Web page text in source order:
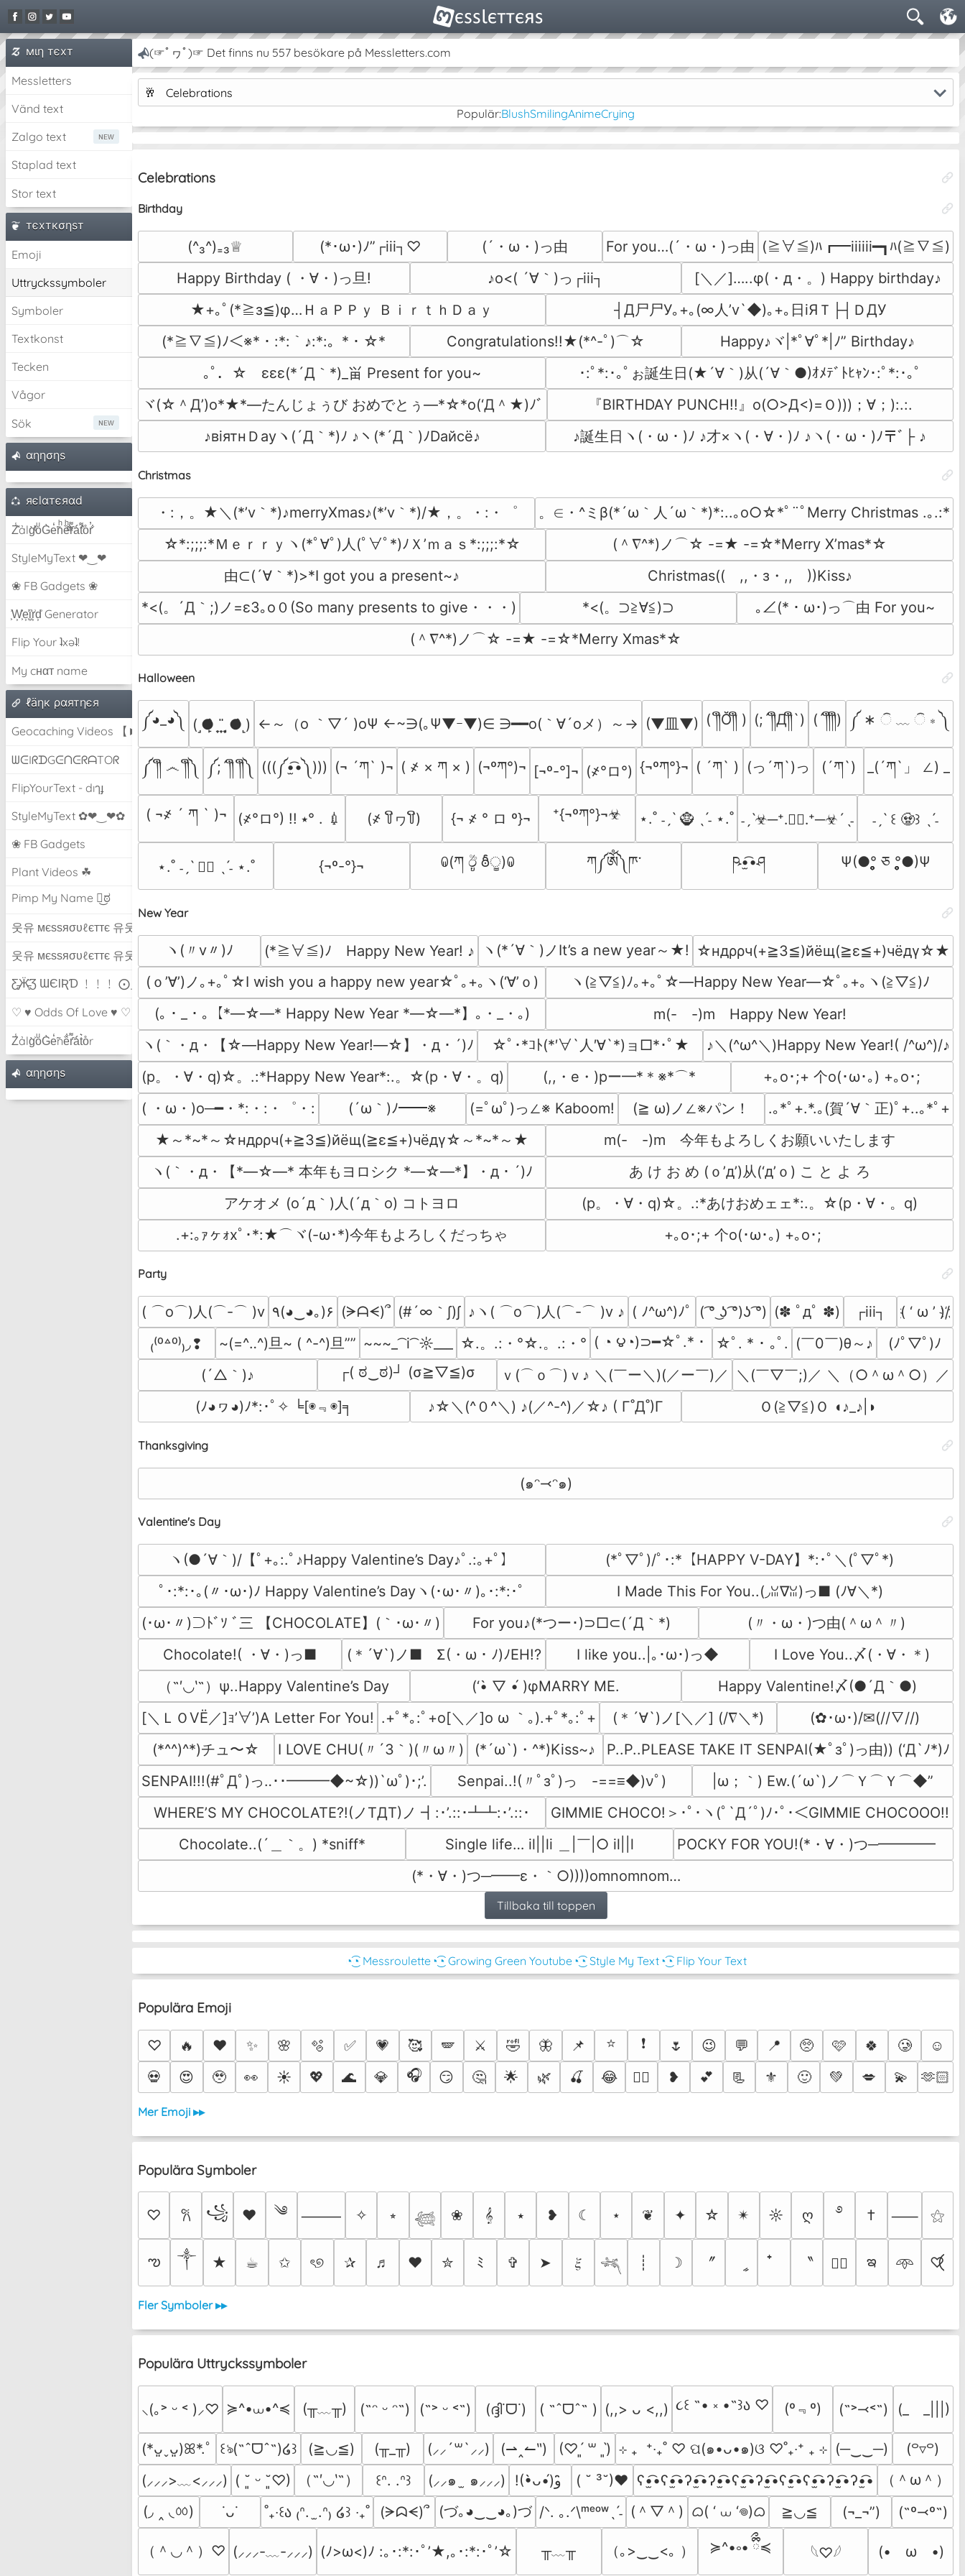
мιη тєxт
Messletters
Vänd text
Zalgo text
Staplad text
Stor text
тєxткσηѕт
Emoji
Uttryckssymboler
Symboler
Textkonst
Tecken
Vågor
Sök
αηησηѕ
яєlαтєяαd
Z̾̽ảlg̀͐ͭ̽oͧG̀e̒̃nͪȅͪͫ̏̐r͌̑á͑t͌̑͛o̊r̓̐
StyleMyText ❤‿❤
❀ FB Gadgets ❀
͕͗W͕͕͗͗e͕͕͗͗i͕͕͗͗r͕͗d͕͗ Generator
Flip Your ʇxəʇ!
My cнαт name
ℓäηк ραятηєя
Geocaching Videos 【►】
ᗯᕮIᖇᗪGᕮᑎᕮᖇᗩTOᖇ
FlipYourText - dıๅɟ
StyleMyText ✿❤‿❤✿
❀ FB Gadgets
Plant Videos ☘
Pimp My Name ಠ͜ಠ
웃유 мєѕѕяσυℓєттє 유웃
웃유 мєѕѕяσυℓєттє 유웃
Ƹ̵̡Ӝ̵̨̄Ʒ ƜЄƖƦƊ ﹗﹗﹗ ⨀_⨀
♡ ♥ Odds Of Love ♥ ♡
Z̾ảlg̀͐oͧG̀e̒̃nȅ̐r͌̑á͑t͛o̊r
αηησηѕ
(☞ﾟヮﾟ)☞ Det finns nu 557 besökare på Messletters.com
🥂
Celebrations
Populär:BlushSmilingAnimeCrying
Celebrations
Birthday
(^₃^)₌₃♕ (*･ω･)ﾉ”┌iii┐♡ (´・ω・)っ由 For you…(´・ω・)っ由 (≧∀≦)ﾊ┏━iiiiii━┓ﾊ(≧∇≦)
Happy Birthday ( ・∀・)っ旦!
♪o<( ´∀｀)っ┌iii┐
[＼／]…..φ(・д・。) Happy birthday♪
★+｡ﾟ(*≧з≦)φ…ＨａＰＰｙ ＢｉｒｔｈＤａｙ
┤Д尸尸У｡+｡(∞人’v`◆)｡+｡日iЯＴ├┤ＤДУ
(*≧∇≦)ﾉ＜※*・:*:｀♪:*:。*・☆*
Congratulations!!★(*^-ﾟ)⌒☆
Happy♪ヾ|*ﾟ∀ﾟ*|ﾉ” Birthday♪
｡ﾟ．☆　εεε(*´Д｀*)_畄 Present for you~
･:ﾟ*:･｡ﾟぉ誕生日(★´∀｀)从(´∀｀●)ｵﾒﾃﾞﾄﾋｬﾝ･:ﾟ*:･｡ﾟ
ヾ(☆＾Д’)o*★*―たんじょぅび おめでとぅ―*☆*o(‘Д＾★)ﾉﾞ
『BIRTHDAY PUNCH!!』o(○>Д<)=Ｏ)))；∀；):.:.
♪вiятнＤауヽ(´Д｀*)ﾉ ♪ヽ(*´Д｀)ﾉDайсё♪
♪誕生日ヽ(・ω・)ﾉ ♪才×ヽ(・∀・)ﾉ ♪ヽ(・ω・)ﾉ〒ﾞ├ ♪
Christmas
・:，。★＼(*’v｀*)♪merryXmas♪(*’v｀*)/★，。・:・゜
。∈・^ミβ(*´ω｀人´ω｀*)*:..｡o○☆*ﾟ¨ﾟMerry Christmas .｡.:*
☆*:;;;:*Ｍｅｒｒｙヽ(*ﾟ∀ﾟ)人(ﾟ∀ﾟ*)ﾉＸ’ｍａｓ*:;;;:*☆
(＾∇^*)ノ⌒☆ -=★ -=☆*Merry X’mas*☆
由⊂(´∀｀*)>*I got you a present~♪
Christmas((　,,・з・,,　))Kiss♪
*<(。´Д｀;)ノ=ε3｡o０(So many presents to give・・・)
*<(。⊃≧∀≦)⊃
｡∠(*・ω･)っ⌒由 For you~
(＾∇^*)ノ⌒☆ -=★ -=☆*Merry Xmas*☆
Halloween
༼◕_◕༽ (˼●̙̂ ̟ ̟̎ ̟ ̘●̂˻) ←～（o ｀▽´ )oΨ ←~∋(｡Ψ▼ｰ▼)∈ ∋━━o(｀∀´oメ）～→ (▼皿▼) ( ༎ຶŎ༎ຶ ) (;´༎ຶД༎ຶ`) (´༎ຶ༎ຶ) ༼ ∗ ି ﹏ ି ∗ ༽
༼ ༎ຶ ෴ ༎ຶ༽ ༼;´༎ຶ ༎ຶ༽ (((༼•̫͡•༽))) (¬ ´ཀ` )¬ ( ҂ × ཀ × ) (¬ºཀ°)¬ [¬º-°]¬ (҂°ロ°) {¬ºཀ°}¬ ( ´ཀ` ) (っ´ཀ`)っ (´ཀ`) _(´ཀ`」 ∠) _
( ¬҂ ´ ཀ ` )¬ (҂°ロ°) !! ⭑° . 💉 (҂ ꒦ິヮ꒦ິ) {¬ ҂ ° ロ º}¬ ⁺{¬ºཀ°}¬☣︎ ⋆.˚ ˗ˏˋ 🧌 ˎˊ˗ ⋆.˚ ˗ˏˋ☣─⁺․🧟‍♂️․⁺─☣´ˎ˗ ˗ˏˋ ꒰ 🧟꒱ ˎˊ˗
⋆.˚ ˗ˏˋ 🧟‍♀️ ˎˊ˗ ⋆.˚ {¬º-°}¬ ꐑ(ཀ ඊູ ఠీੂ)ꐑ ཀ༼ༀ༽ཫ་ ཥ•̫͡•ཤ Ψ(●°̥̥̥̥̥̥̥̥ ཅ °̥̥̥̥̥̥̥̥●)Ψ
New Year
ヽ(〃v〃)ﾉ (*≧∀≦)ﾉ　Happy New Year! ♪ ヽ(*´∀｀)ノIt’s a new year～★! ☆ндρρч(+≧3≦)йёщ(≧ε≦+)чёдγ☆★
(ｏ’∀’)ノ｡+｡ﾟ☆I wish you a happy new year☆ﾟ｡+｡ヽ(‘∀’ｏ)
ヽ(≧▽≦)ﾉ｡+｡ﾟ☆―Happy New Year―☆ﾟ｡+｡ヽ(≧▽≦)ﾉ
(｡・_・｡【*―☆―* Happy New Year *―☆―*】｡・_・｡)
m(-　-)m　Happy New Year!
ヽ(｀・д・【☆―Happy New Year!―☆】・д・´)ﾉ
☆ﾟ･*ｺﾄ(*′∀`人′∀`*)ョ□*･ﾟ★
♪＼(^ω^＼)Happy New Year!( /^ω^)/♪
(p。・∀・q)☆。.:*Happy New Year*:.。☆(p・∀・。q)
(,,・e・)pー━*＊※*⌒*
+｡ο･;+ 个o(･ω･｡) +｡ο･;
( ・ω・)o─━・*:・:・゜・:
(´ω｀)ﾉ━━※ (=ﾟωﾟ)っ∠※ Kaboom! (≧ ω)ノ∠※パン！
.｡*ﾟ+.*.｡(賀´∀｀正)ﾟ+..｡*ﾟ+
★～*~*～☆ндρρч(+≧3≦)йёщ(≧ε≦+)чёдγ☆～*~*～★
m(-　-)m　今年もよろしくお願いいたします
ヽ(｀・д・【*―☆―* 本年もヨロシク *―☆―*】・д・´)ﾉ
あ け お め (ｏ’д’)从(‘д’ｏ) こ と よ ろ
アケオメ (o´д｀)人(´д｀o) コトヨロ
(p。・∀・q)☆。.:*あけおめェェ*:.。☆(p・∀・。q)
.+:｡ｧヶｫxﾟ･*:★⌒ヾ(-ω･*)今年もよろしくだっちゃ
+｡ο･;+ 个o(･ω･｡) +｡ο･;
Party
( ⌒o⌒)人(⌒-⌒ )v ٩(◕‿◕｡)۶ (ᗒᗩᗕ)՞ (#´∞｀∫)∫ ♪ヽ( ⌒o⌒)人(⌒-⌒ )v ♪ ( ﾉ^ω^)ﾉﾟ ( ͡° ͜ʖ ͡°)ʖ ͡°) (✽ ﾟдﾟ ✽) ┌iii┐
҉( ‘ ω ’ )/҉
₍⁽⁰꒫⁰⁾₎◞❢
~(=^‥^)旦~ ( ^-^)旦”” ~~~_ ͡ i ͡ ☼___ ☆.。.:・°☆.。.:・° ( ◔ ౪◔)⊃━☆ﾟ.*・ ☆ﾟ. * ･ ｡ﾟ. (￣0￣)θ～♪
(ﾉﾟ▽ﾟ)ﾉ
(´△｀)♪
┌( ಠ‿ಠ)┘ (σ≧▽≦)σ ｖ(⌒ｏ⌒)ｖ♪ ＼(￣ー＼)(／ー￣)／
＼(￣▽￣;)／ ＼（○＾ω＾○）／
(ﾉ◕ヮ◕)ﾉ*:･ﾟ✧ ╘[◉﹃◉]╕
♪☆＼(^０^＼) ♪(／^-^)／☆♪ ( Γ˚Д˚)Γ Ｏ(≧▽≦)Ｏ ◖♪_♪|◗
Thanksgiving
(๑ᵔ⤙ᵔ๑)
Valentine's Day
ヽ(●´∀｀)/【ﾟ+｡:.ﾟ♪Happy Valentine’s Day♪ﾟ.:｡+ﾟ】
(*ﾟ▽ﾟ)/ﾟ･:*【HAPPY V-DAY】*:･ﾟ＼(ﾟ▽ﾟ*)
ﾟ･:*:･｡(〃･ω･)ﾉ Happy Valentine’s Dayヽ(･ω･〃)｡･:*:･ﾟ
I Made This For You..(◞ꈍ∇ꈍ)っ■ (ﾉ∀＼*)
(･ω･〃)⊃ﾄﾞｿ ﾞ三 【CHOCOLATE】(｀･ω･〃)
For you♪(*つー･)⊃□⊂(´Д｀*)
(〃・ω・)つ由(＾ω＾〃)
Chocolate!( ・∀・)っ■
(＊´∀`)ノ■　Σ(・ω・ﾉ)ﾉEH!? I like you..|｡･ω･)っ◆
I Love You..〆(・∀・＊)
（˶′◡‵˶）ψ..Happy Valentine’s Day
(‘•̀ ▽ •́ )φMARRY ME.
Happy Valentine!〆(●´Д｀●)
[＼ＬＯVЁ／]ｮ’∀’)A Letter For You! .+ﾟ*｡:ﾟ+o[＼／]o ω ｀｡).+ﾟ*｡:ﾟ+ (＊´∀`)ノ[＼／] (/∇＼*)
(✿･ω･)/✉(//∇//)
(*^^)^*)チュ〜☆
I LOVE CHU(〃´3｀)(〃ω〃) (*´ω`)・^*)Kiss~♪
P..P..PLEASE TAKE IT SENPAI(★ﾟзﾟ)っ由)) (‘Д`ﾉ*)ﾉ
SENPAI!!!(#ﾟДﾟ)っ‥･･━━━◆~☆))`ωﾟ)･;’.
Senpai..!(〃ﾟзﾟ)っ　-==≡◆)νﾟ)
|ω；｀) Ew.(´ω`)ノ⌒Ｙ⌒Ｙ⌒◆”
WHERE’S MY CHOCOLATE?!(ノTДT)ノ ┫:･’.::･┻┻:･’.::･
GIMMIE CHOCO!＞･ﾟ･ヽ(ﾟ`Д´ﾟ)ﾉ･ﾟ･＜GIMMIE CHOCOOO!!
Chocolate..(´＿｀。) *sniff*
Single life… il||li ＿|￣|○ il||l
POCKY FOR YOU!(*・∀・)つ─━━━━
(*・∀・)つ─━━ε・｀○))))omnomnom…
Tillbaka till toppen
◔͜͡◔ Messroulette◔͜͡◔ Growing Green Youtube◔͜͡◔ Style My Text◔͜͡◔ Flip Your Text
Populära Emoji
♡ 🔥 ❤️ ✨ 🌸 🫧 ✅ 💗 🥰 🪽 ⚔️ 🤣 🦋 📌 ⭐ ❗ 🌷 😉 💬 📍 🥺 🩷 🍀 🥲
☺️
💀
😍 🥹 👀 ☀️ 💖 🌊 💎 🎧 😏 🤔 🌟 🌿 🍒 😂 ❤️‍🔥 ❥ 💕 📃 ⚜️ 🙂 💚 💋 💫 🫶🏻
Mer Emoji ▸▸
Populära Symboler
♡ 𐙚 ꧁ ♥ ༄ ⸻ ✧ ⭒ 𓆉 ❀ 𝄞 ⭑ ❥ ☾ ⋆ ❦ ✦ ☆ ✴︎ ☼ ღ ࿔ † ⸺ ⚝
ఌ ༒︎ ★ ☕︎ ✩ ৎ୭ ✰ ♬ ❤ ✮ ﾐ ✞ ➤ 𝜉 𓆈 ┊ ☽ 〞 〝 ♡⃕ ఇ 𖥸 ♡⃝
Fler Symboler ▸▸
Populära Uttryckssymboler
⸜(｡˃ ᵕ ˂ )⸝♡ ≽^•⩊•^≼ (╥﹏╥) (˶ᵔ ᵕ ᵔ˶) (˶˃ ᵕ ˂˶) (ദ്ദി˙ᗜ˙) ( ˶ˆᗜˆ˵ ) (,,> ᴗ <,,) ૮꒰ ˶• ༝ •˶꒱ა ♡ (º﹃º) (˶˃⤙˂˶) (_　_|||)
(*ᴗ͈ˬᴗ͈)ꕤ*.ﾟ ꒰ঌ(˶ˆᗜˆ˵)໒꒱ (≧◡≦) (╥_╥) (⸝⸝´꒳`⸝⸝) (⇀‸↼‶) (♡ˊ͈ ꒳ ˋ͈) ⊹ ₊  ⁺‧₊˚ ♡ ପ(๑•ᴗ•๑)ଓ ♡˚₊‧⁺ ₊ ⊹ (─‿‿─)
(꒪▿꒪)
(⸝⸝⸝>﹏<⸝⸝⸝) ( ˘͈ ᵕ ˘͈♡) （˶′◡‵˶） ꒰ᐢ. .ᐢ꒱ (⸝⸝๑  ̫ ๑⸝⸝⸝) ( ˘ ³˘)♥ ʕ•̫͡•ʕ•̫͡•ʔ•̫͡•ʔ•̫͡•ʕ•̫͡•ʔ•̫͡•ʕ•̫͡•ʕ•̫͡•ʔ•̫͡•ʔ•̫͡•
（＾ω＾）
(◞ ‸ ◟ㆀ)
˙ᴗ˙ ˚₊‧꒰ა ₍ᐢ.  ̫.ᐢ₎ ໒꒱ ‧₊˚ (ᗒᗣᗕ)՞ (づ｡◕‿‿◕｡)づ /ᐠ. ｡.ᐟ\ᵐᵉᵒʷˎˊ˗ (＾▽＾) ᜊ( ‘ ⩊ ‘𖦹)ᜊ ≧◡≦ (¬_¬”) (˶º⤙º˶)
（＾◡＾）♡ (⸝⸝⸝-﹏-⸝⸝⸝) (ﾉ>ω<)ﾉ :｡･:*:･ﾟ’★,｡･:*:･ﾟ’☆ ╥﹏╥ （｡>‿‿<｡ ） ≽^•༚• ྀིྀ≼ 𓆩♡𓆪 (•　ω　•)